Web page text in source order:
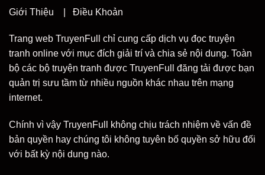
Giới Thiệu Điều Khoản
Trang web TruyenFull chỉ cung cấp dịch vụ đọc truyện
tranh online với mục đích giải trí và chia sẻ nội dung. Toàn
bộ các bộ truyện tranh được TruyenFull đăng tải được bạn
quản trị sưu tầm từ nhiều nguồn khác nhau trên mạng
internet.
Chính vì vậy TruyenFull không chịu trách nhiệm về vấn đề
bản quyền hay chúng tôi không tuyên bố quyền sở hữu đối
với bất kỳ nội dung nào.